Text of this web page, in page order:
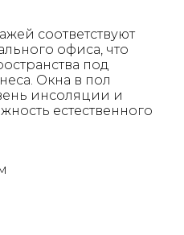
соответствуют
офиса, что
под
Окна в пол
инсоляции и
естественного